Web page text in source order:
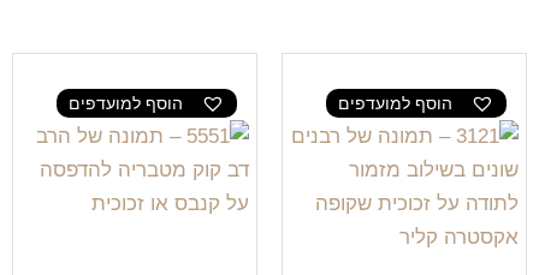
הוסף למועדפים הוסף למועדפים